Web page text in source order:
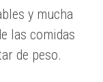
y mucha
las comidas
de peso.